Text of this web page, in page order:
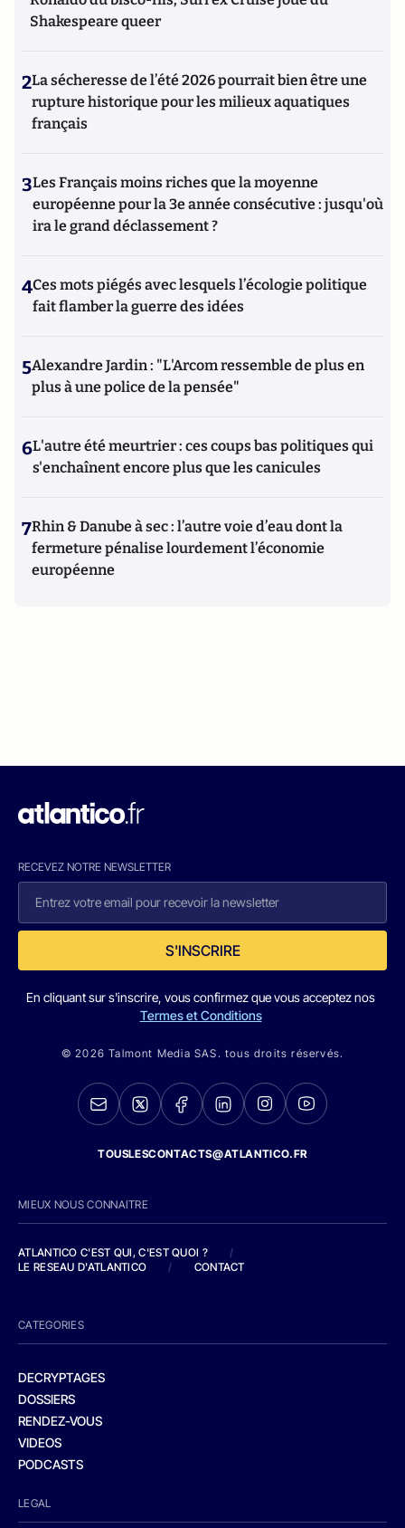
Shakespeare queer
2La sécheresse de l’été 2026 pourrait bien être une
rupture historique pour les milieux aquatiques
français
3Les Français moins riches que la moyenne
européenne pour la 3e année consécutive : jusqu'où
ira le grand déclassement ?
4Ces mots piégés avec lesquels l’écologie politique
fait flamber la guerre des idées
5Alexandre Jardin : "L'Arcom ressemble de plus en
plus à une police de la pensée"
6L'autre été meurtrier : ces coups bas politiques qui
s'enchaînent encore plus que les canicules
7Rhin & Danube à sec : l’autre voie d’eau dont la
fermeture pénalise lourdement l’économie
européenne
RECEVEZ NOTRE NEWSLETTER
S'INSCRIRE
En cliquant sur s'inscrire, vous confirmez que vous acceptez nos
Termes et Conditions
© 2026 Talmont Media SAS. tous droits réservés.
TOUSLESCONTACTS@ATLANTICO.FR
MIEUX NOUS CONNAITRE
ATLANTICO C'EST QUI, C'EST QUOI ?
/
LE RESEAU D'ATLANTICO
/ CONTACT
CATEGORIES
DECRYPTAGES
DOSSIERS
RENDEZ-VOUS
VIDEOS
PODCASTS
LEGAL